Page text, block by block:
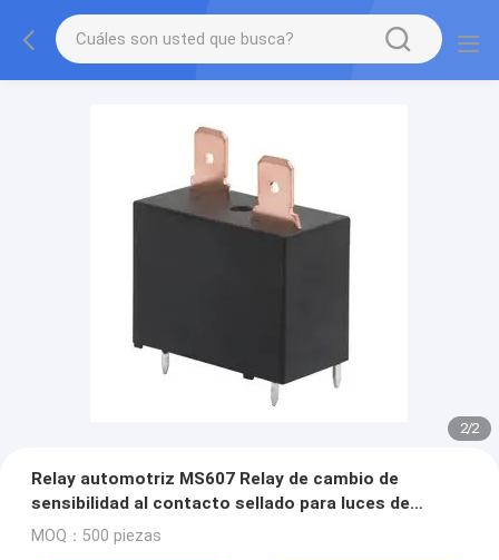
2/2
Relay automotriz MS607 Relay de cambio de
sensibilidad al contacto sellado para luces de
automóviles
MOQ：500 piezas